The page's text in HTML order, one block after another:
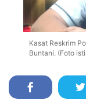
Kasat Reskrim
Buntani. (Foto